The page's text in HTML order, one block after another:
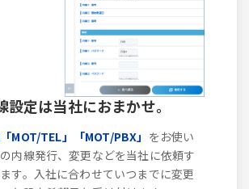
設定は当社におまかせ。
MOT/TEL」「MOT/PBX」 をお使い
内線発行、変更などを当社に依頼す
す。入社に合わせていつまでに変更